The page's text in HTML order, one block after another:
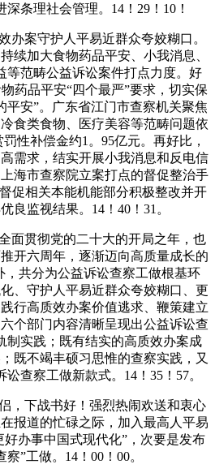
条理社会管理。14！29！10！
案守护人平易近群众夸姣糊口。
续加大食物药品平安、小我消息、
等范畴公益诉讼案件打点力度。好
药品平安“四个最严”要求，切实保
平安”。广东省江门市查察机关聚焦
食类食物、医疗美容等范畴问题依
性补偿金约1。95亿元。再好比，
需求，结实开展小我消息和反电信
海市查察院立案打点的督促整治手
促相关本能机能部分积极整改并开
良监视结果。14！40！31。
贯彻党的二十大的开局之年，也
开六周年，逐渐迈向高质量成长的
，共分为公益诉讼查察工做根基环
、守护人平易近群众夸姣糊口、更
行高质效办案价值逃求、鞭策建立
个部门内容清晰呈现出公益诉讼查
制实践；既有结实的高质效办案成
既不竭丰硕习思惟的查察实践，又
查察工做新款式。14！35！57。
下战书好！强烈热闹欢送和衷心
报道的忙碌之际，加入最高人平易
办事中国式现代化”，次要是发布
察”工做。14！00！00。